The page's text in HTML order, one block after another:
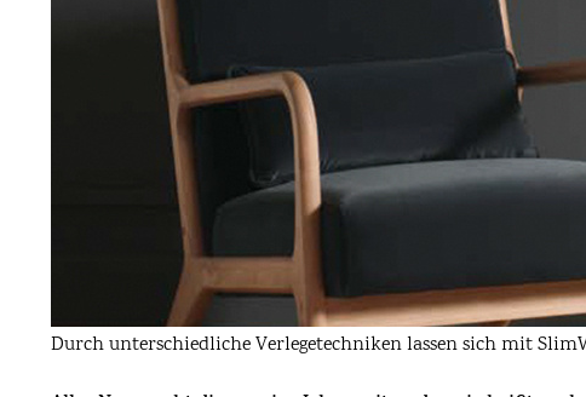
Durch unterschiedliche Verlegetechniken lassen sich mit